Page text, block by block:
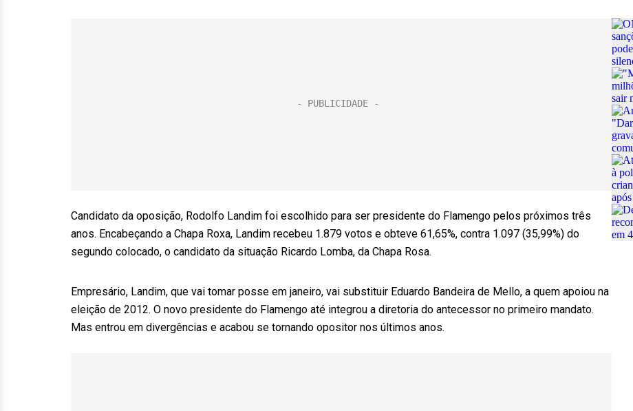
Candidato da oposição, Rodolfo Landim foi escolhido para ser presidente do Flamengo pelos próximos três
anos. Encabeçando a Chapa Roxa, Landim recebeu 1.879 votos e obteve 61,65%, contra 1.097 (35,99%) do
segundo colocado, o candidato da situação Ricardo Lomba, da Chapa Rosa.
Empresário, Landim, que vai tomar posse em janeiro, vai substituir Eduardo Bandeira de Mello, a quem apoiou na
eleição de 2012. O novo presidente do Flamengo até integrou a diretoria do antecessor no primeiro mandato.
Mas entrou em divergências e acabou se tornando opositor nos últimos anos.